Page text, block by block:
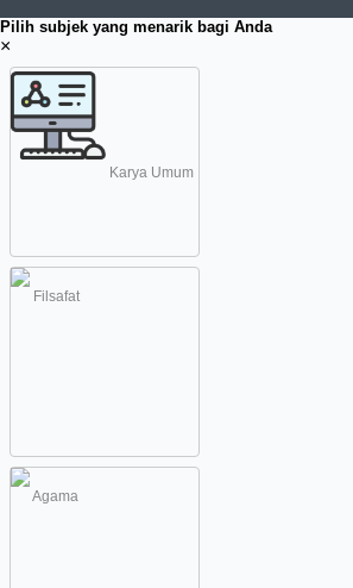
Pilih subjek yang menarik bagi Anda
×
Karya Umum
Filsafat
Agama